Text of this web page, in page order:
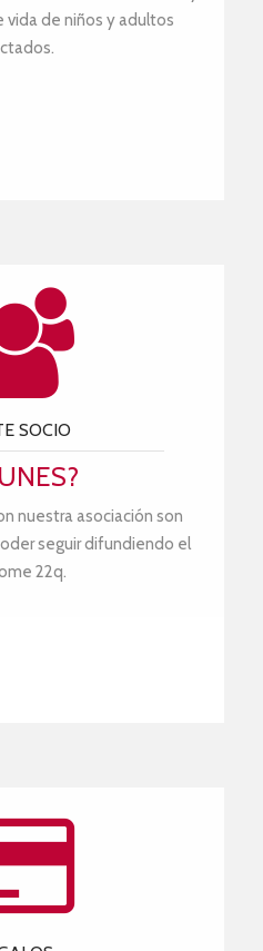
vida de niños y adultos
SOCIO
nuestra asociación son
seguir difundiendo el
22q.